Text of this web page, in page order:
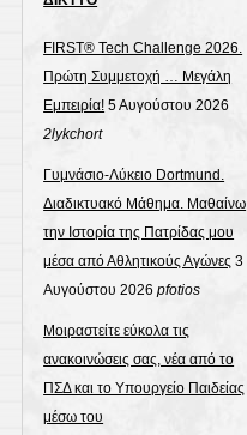
FIRST® Tech Challenge 2026.
Πρώτη Συμμετοχή … Μεγάλη
Εμπειρία! 5 Αυγούστου 2026
2lykchort
Γυμνάσιο-Λύκειο Dortmund.
Διαδικτυακό Μάθημα. Μαθαίνω
την Ιστορία της Πατρίδας μου
μέσα από Αθλητικούς Αγώνες 3
Αυγούστου 2026 pfotios
Μοιραστείτε εύκολα τις
ανακοινώσεις σας, νέα από το
ΠΣΔ και το Υπουργείο Παιδείας
μέσω του